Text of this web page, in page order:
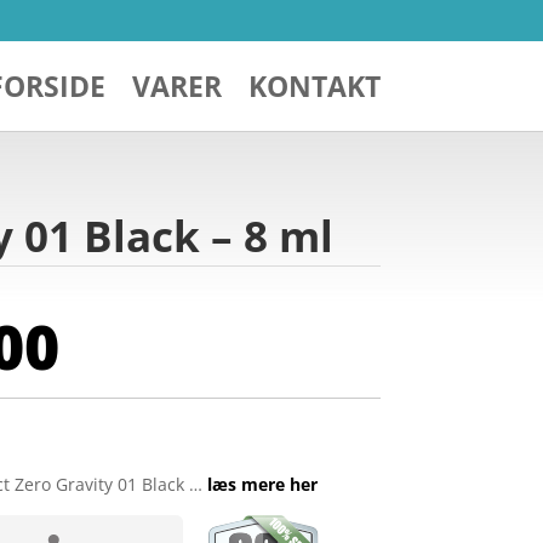
VARER KONTAKT
Black – 8 ml
Zero Gravity 01 Black … læs mere her